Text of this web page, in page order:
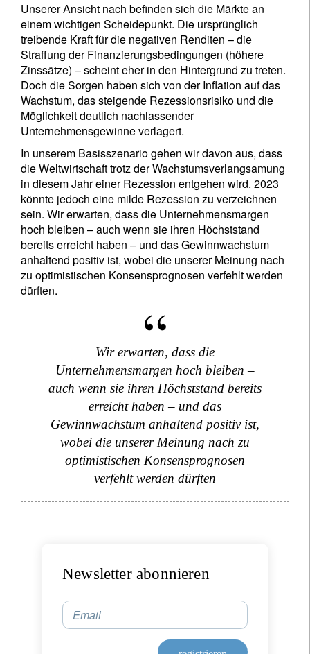
Unserer Ansicht nach befinden sich die Märkte an
einem wichtigen Scheidepunkt. Die ursprünglich
treibende Kraft für die negativen Renditen – die
Straffung der Finanzierungsbedingungen (höhere
Zinssätze) – scheint eher in den Hintergrund zu treten.
Doch die Sorgen haben sich von der Inflation auf das
Wachstum, das steigende Rezessionsrisiko und die
Möglichkeit deutlich nachlassender
Unternehmensgewinne verlagert.
In unserem Basisszenario gehen wir davon aus, dass
die Weltwirtschaft trotz der Wachstumsverlangsamung
in diesem Jahr einer Rezession entgehen wird. 2023
könnte jedoch eine milde Rezession zu verzeichnen
sein. Wir erwarten, dass die Unternehmensmargen
hoch bleiben – auch wenn sie ihren Höchststand
bereits erreicht haben – und das Gewinnwachstum
anhaltend positiv ist, wobei die unserer Meinung nach
zu optimistischen Konsensprognosen verfehlt werden
dürften.
Wir erwarten, dass die
Unternehmensmargen hoch bleiben –
auch wenn sie ihren Höchststand bereits
erreicht haben – und das
Gewinnwachstum anhaltend positiv ist,
wobei die unserer Meinung nach zu
optimistischen Konsensprognosen
verfehlt werden dürften
Newsletter abonnieren
Email